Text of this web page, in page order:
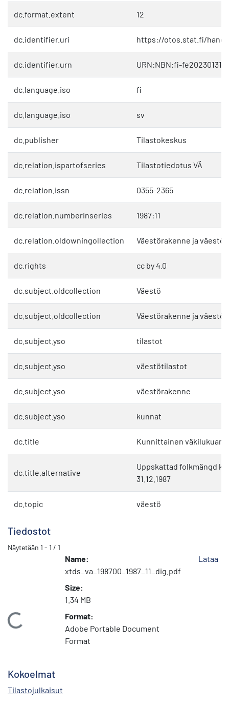
dc.format.extent 12
dc.identifier.uri https://otos.stat.fi/
dc.identifier.urn URN:NBN:fi-
dc.language.iso fi
dc.language.iso sv
dc.publisher Tilastokeskus
dc.relation.ispartofseries Tilastotiedotus VÄ
dc.relation.issn 0355-2365
dc.relation.numberinseries 1987:11
dc.relation.oldowningollection Väestörakenne ja
dc.rights cc by 4.0
dc.subject.oldcollection Väestö
dc.subject.oldcollection Väestörakenne ja
dc.subject.yso tilastot
dc.subject.yso väestötilastot
dc.subject.yso väestörakenne
dc.subject.yso kunnat
dc.title Kunnittainen
dc.title.alternative
Uppskattad folkmängd
31.12.1987
dc.topic väestö
Tiedostot
Näytetään 1 - 1 / 1
Ladataan...
Name:
xtds_va_198700_1987_11_dig.pdf
Size:
1.34 MB
Format:
Adobe Portable Document
Format
Lataa
Kokoelmat
Tilastojulkaisut